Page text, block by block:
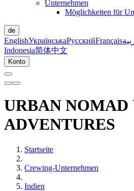
Unternehmen
Möglichkeiten für
de
EnglishУкраїнськаРусскийFrançais
Indonesia简体中文
Konto
URBAN NOMAD
ADVENTURES
Startseite
Crewing-Unternehmen
Indien